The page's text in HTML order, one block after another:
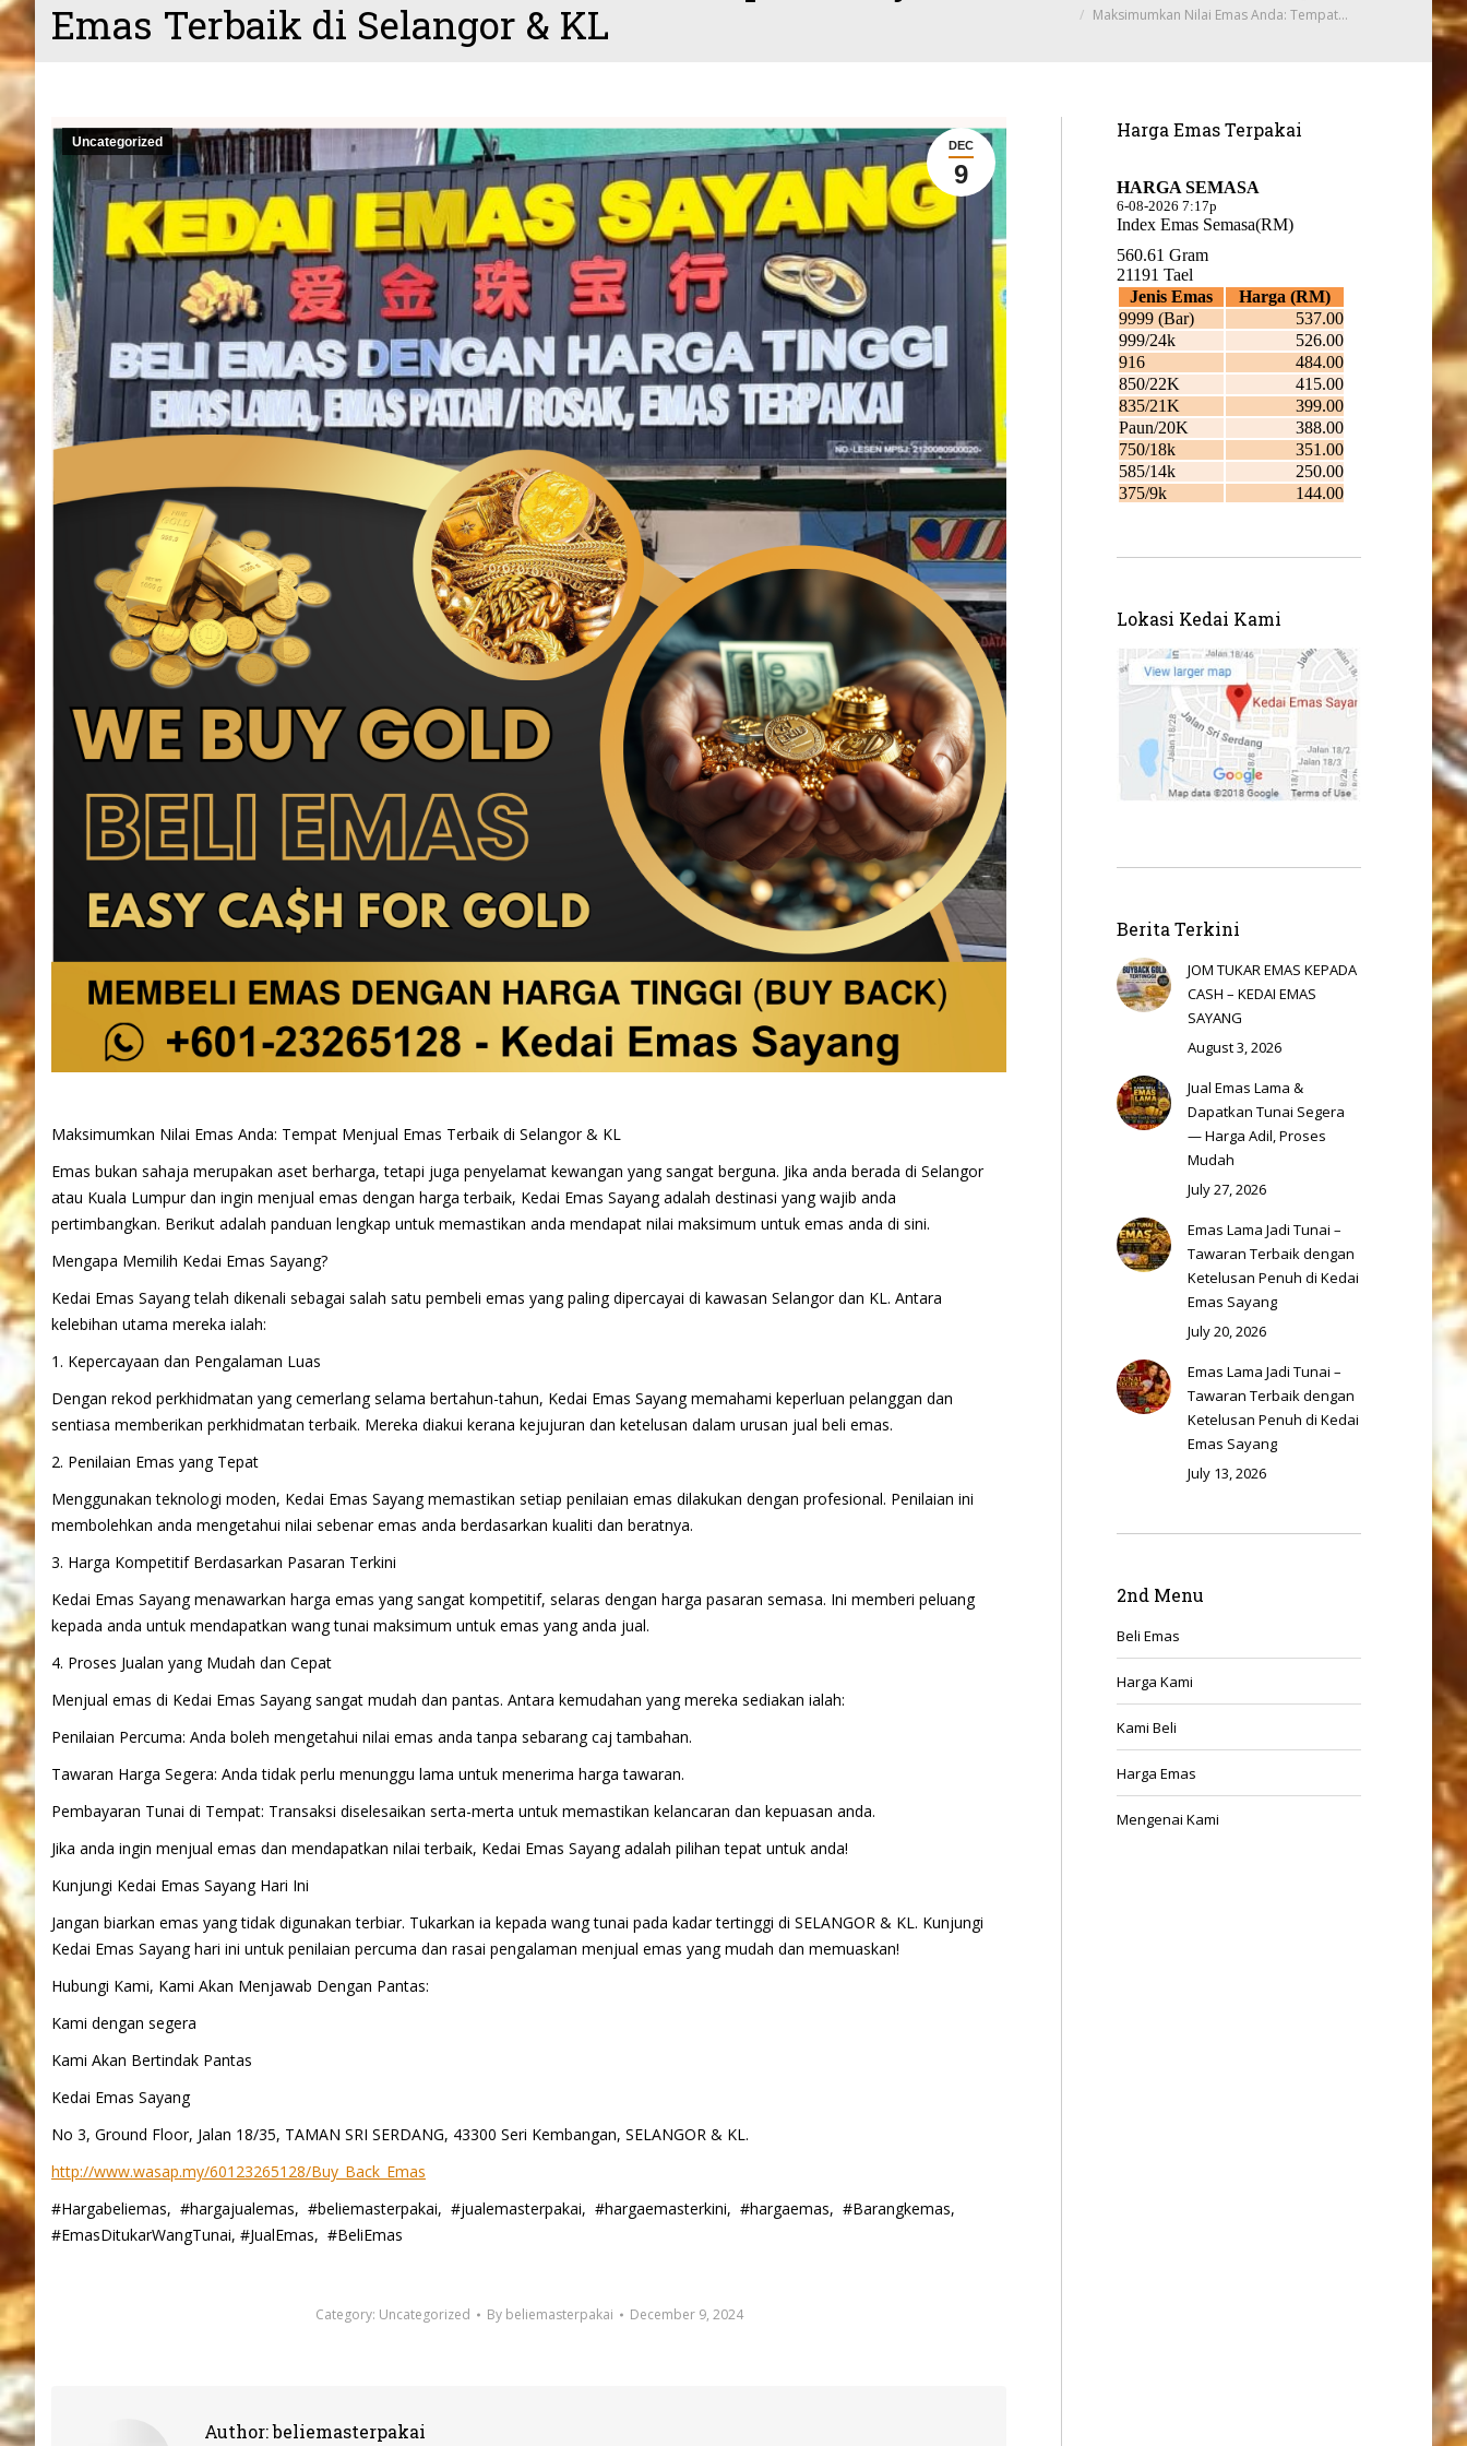
Emas Terbaik di Selangor & KL
Maksimumkan Nilai Emas Anda: Tempat…
DEC
9
Uncategorized
Maksimumkan Nilai Emas Anda: Tempat Menjual Emas Terbaik di Selangor & KL
Emas bukan sahaja merupakan aset berharga, tetapi juga penyelamat kewangan yang sangat berguna. Jika anda berada di Selangor
atau Kuala Lumpur dan ingin menjual emas dengan harga terbaik, Kedai Emas Sayang adalah destinasi yang wajib anda
pertimbangkan. Berikut adalah panduan lengkap untuk memastikan anda mendapat nilai maksimum untuk emas anda di sini.
Mengapa Memilih Kedai Emas Sayang?
Kedai Emas Sayang telah dikenali sebagai salah satu pembeli emas yang paling dipercayai di kawasan Selangor dan KL. Antara
kelebihan utama mereka ialah:
1. Kepercayaan dan Pengalaman Luas
Dengan rekod perkhidmatan yang cemerlang selama bertahun-tahun, Kedai Emas Sayang memahami keperluan pelanggan dan
sentiasa memberikan perkhidmatan terbaik. Mereka diakui kerana kejujuran dan ketelusan dalam urusan jual beli emas.
2. Penilaian Emas yang Tepat
Menggunakan teknologi moden, Kedai Emas Sayang memastikan setiap penilaian emas dilakukan dengan profesional. Penilaian ini
membolehkan anda mengetahui nilai sebenar emas anda berdasarkan kualiti dan beratnya.
3. Harga Kompetitif Berdasarkan Pasaran Terkini
Kedai Emas Sayang menawarkan harga emas yang sangat kompetitif, selaras dengan harga pasaran semasa. Ini memberi peluang
kepada anda untuk mendapatkan wang tunai maksimum untuk emas yang anda jual.
4. Proses Jualan yang Mudah dan Cepat
Menjual emas di Kedai Emas Sayang sangat mudah dan pantas. Antara kemudahan yang mereka sediakan ialah:
Penilaian Percuma: Anda boleh mengetahui nilai emas anda tanpa sebarang caj tambahan.
Tawaran Harga Segera: Anda tidak perlu menunggu lama untuk menerima harga tawaran.
Pembayaran Tunai di Tempat: Transaksi diselesaikan serta-merta untuk memastikan kelancaran dan kepuasan anda.
Jika anda ingin menjual emas dan mendapatkan nilai terbaik, Kedai Emas Sayang adalah pilihan tepat untuk anda!
Kunjungi Kedai Emas Sayang Hari Ini
Jangan biarkan emas yang tidak digunakan terbiar. Tukarkan ia kepada wang tunai pada kadar tertinggi di SELANGOR & KL. Kunjungi
Kedai Emas Sayang hari ini untuk penilaian percuma dan rasai pengalaman menjual emas yang mudah dan memuaskan!
Hubungi Kami, Kami Akan Menjawab Dengan Pantas:
Kami dengan segera
Kami Akan Bertindak Pantas
Kedai Emas Sayang
No 3, Ground Floor, Jalan 18/35, TAMAN SRI SERDANG, 43300 Seri Kembangan, SELANGOR & KL.
http://www.wasap.my/60123265128/Buy_Back_Emas
#Hargabeliemas, #hargajualemas, #beliemasterpakai, #jualemasterpakai, #hargaemasterkini, #hargaemas, #Barangkemas,
#EmasDitukarWangTunai, #JualEmas, #BeliEmas
Category: Uncategorized By beliemasterpakai December 9, 2024
Author:beliemasterpakai
Harga Emas Terpakai
Lokasi Kedai Kami
Berita Terkini
JOM TUKAR EMAS KEPADA
CASH – KEDAI EMAS
SAYANG
August 3, 2026
Jual Emas Lama &
Dapatkan Tunai Segera
— Harga Adil, Proses
Mudah
July 27, 2026
Emas Lama Jadi Tunai –
Tawaran Terbaik dengan
Ketelusan Penuh di Kedai
Emas Sayang
July 20, 2026
Emas Lama Jadi Tunai –
Tawaran Terbaik dengan
Ketelusan Penuh di Kedai
Emas Sayang
July 13, 2026
2nd Menu
Beli Emas
Harga Kami
Kami Beli
Harga Emas
Mengenai Kami